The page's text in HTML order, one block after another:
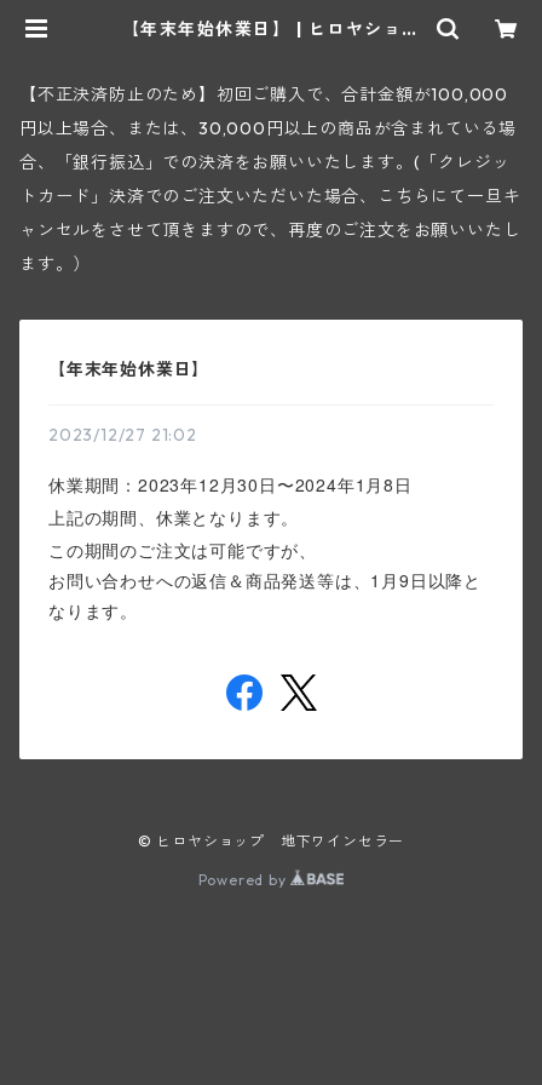
【年末年始休業日】 | ヒロヤショッ
【不正決済防止のため】初回ご購入で、合計金額が100,000
円以上場合、または、30,000円以上の商品が含まれている場
合、「銀行振込」での決済をお願いいたします。(「クレジッ
トカード」決済でのご注文いただいた場合、こちらにて一旦キ
ャンセルをさせて頂きますので、再度のご注文をお願いいたし
ます。）
【年末年始休業日】
2023/12/27 21:02
休業期間：2023年12月30日〜2024年1月8 日
上記の期間、休業となります。
この期間のご注文は可能ですが、
お問い合わせへの返信＆商品発送等は、1月9日以降と
なります。
© ヒロヤショップ 地下ワインセラー
Powered by